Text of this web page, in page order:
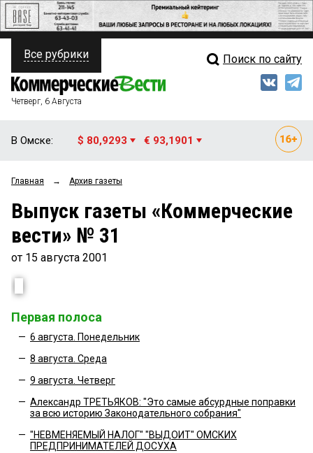
ПОЛИТИКА
ФИНАНСЫ
ОБЩЕСТВО
ЗАКОН
Свежий выпуск
Рейтинги
Все рубрики Поиск по сайту
Четверг, 6 Августа
В Омске: $ 80,9293 € 93,1901
Главная → Архив газеты
Выпуск газеты «Коммерческие
вести» № 31
от 15 августа 2001
Первая полоса
— 6 августа. Понедельник
— 8 августа. Среда
— 9 августа. Четверг
— Александр ТРЕТЬЯКОВ: "Это самые абсурдные поправки
за всю историю Законодательного собрания"
— "НЕВМЕНЯЕМЫЙ НАЛОГ" "ВЫДОИТ" ОМСКИХ
ПРЕДПРИНИМАТЕЛЕЙ ДОСУХА